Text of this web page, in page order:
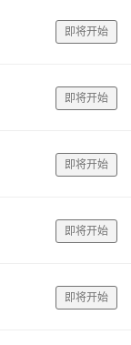
即将开始
即将开始
即将开始
即将开始
即将开始